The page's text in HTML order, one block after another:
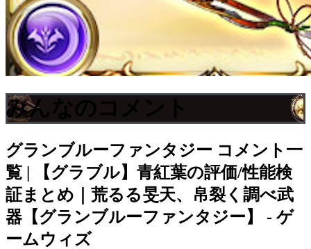
みんなのコメント
グランブルーファンタジー コメント一
覧 | 【グラブル】青紅葉の評価/性能検
証まとめ｜荒るる旻天、帛裂く調べ武
器【グランブルーファンタジー】 - ゲ
ームウィズ